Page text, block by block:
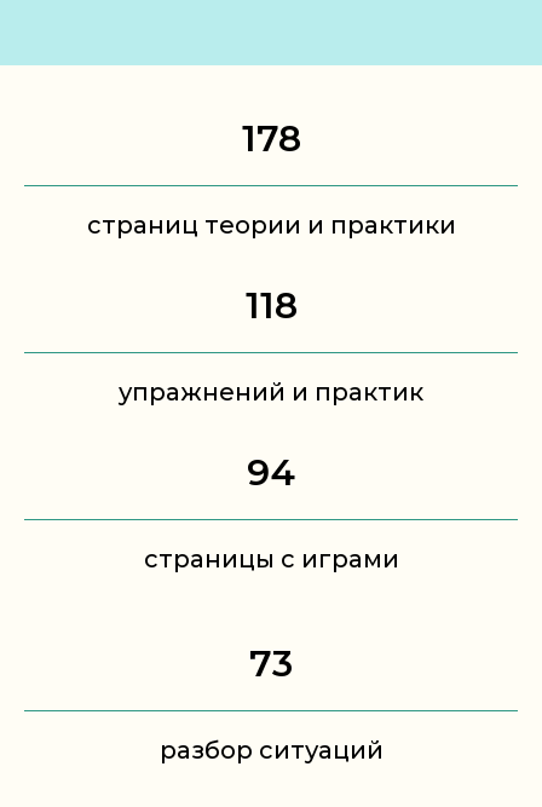
178
страниц теории и практики
118
упражнений и практик
94
страницы с играми
73
разбор ситуаций